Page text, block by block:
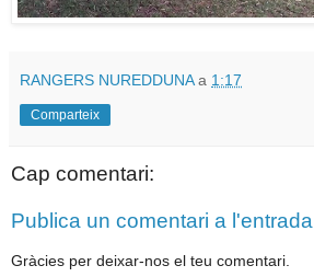
RANGERS NUREDDUNA a 1:17
Comparteix
Cap comentari:
Publica un comentari a l'entrada
Gràcies per deixar-nos el teu comentari.